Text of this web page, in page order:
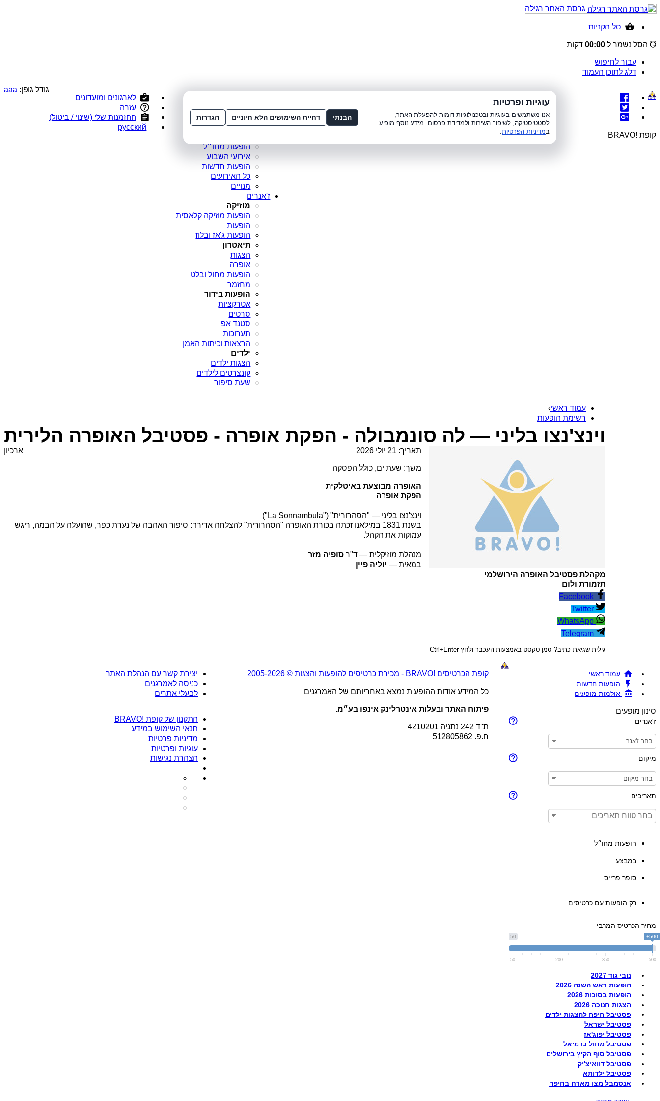
גרסת האתר רגילה
סל הקניות
הסל נשמר ל 00:00 דקות
עבור לחיפוש
דלג לתוכן העמוד
גודל גופן: aaa
קופת !BRAVO
עמוד ראשי
סופר פרייס
מופעים מומלצים
הופעות מחו״ל
אירועי השבוע
הופעות חדשות
כל האירועים
מנויים
ז'אנרים
מוזיקה
הופעות מוזיקה קלאסית
הופעות
הופעות ג'אז ובלוז
תיאטרון
הצגות
אופרה
הופעות מחול ובלט
מחזמר
הופעות בידור
אטרקציות
סרטים
סטנד אפ
תערוכות
הרצאות וכיתות האמן
ילדים
הצגות ילדים
קונצרטים לילדים
שעת סיפור
לארגונים ומועדונים
עזרה
ההזמנות שלי (שינוי / ביטול)
русский
עמוד ראשי›
רשימת הופעות
וינצ'נצו בליני — לה סונמבולה - הפקת אופרה - פסטיבל האופרה הלירית
ארכיון תאריך: 21 יולי 2026
משך: שעתיים, כולל הפסקה
האופרה מבוצעת באיטלקית
הפקת אופרה
וינצ'נצו בליני — "הסהרורית" ("La Sonnambula")
בשנת 1831 במילאנו זכתה בכורת האופרה "הסהרורית" להצלחה אדירה: סיפור האהבה של נערת כפר, שהועלה על הבמה, ריגש
עמוקות את הקהל.
מנהלת מוזיקלית — ד"ר סופיה מזר
במאית — יוליה פיין
מקהלת פסטיבל האופרה הירושלמי
תזמורת ולום
גילית שגיאת כתיב? סמן טקסט באמצעות העכבר ולחץ Ctrl+Enter
עמוד ראשי
הופעות חדשות
אולמות מופעים
סינון מופעים
ז'אנרים
מיקום
תאריכים
הופעות מחו״ל
במבצע
סופר פרייס
רק הופעות עם כרטיסים
מחיר הכרטיס המרבי
50 500+
50 200 350 500
נובי גוד 2027
הופעות ראש השנה 2026
הופעות בסוכות 2026
הצגות חנוכה 2026
פסטיבל חיפה להצגות ילדים
פסטיבל ישראל
פסטיבל יפוג'אז
פסטיבל מחול כרמיאל
פסטיבל סוף הקיץ בירושלים
פסטיבל דוואיצ'יק
פסטיבל ילדותא
אנסמבל מצו מארח בחיפה
קופת הכרטיסים !BRAVO - מכירת כרטיסים להופעות והצגות © 2005-2026
כל המידע אודות ההופעות נמצא באחריותם של האמרגנים.
פיתוח האתר ובעלות אינטרלינק אינפו בע״מ.
ת''ד 242 נתניה 4210201
ח.פ. 512805862
יצירת קשר עם הנהלת האתר
כניסה לאמרגנים
לבעלי אתרים
התקנון של קופת !BRAVO
תנאי השימוש במידע
מדיניות פרטיות
עוגיות ופרטיות
הצהרת נגישות
עוגיות ופרטיות
אנו משתמשים בעוגיות ובטכנולוגיות דומות להפעלת האתר,
לסטטיסטיקה, לשיפור השירות ולמדידת פרסום. מידע נוסף מופיע
במדיניות הפרטיות
הבנתי דחיית השימושים הלא חיוניים הגדרות